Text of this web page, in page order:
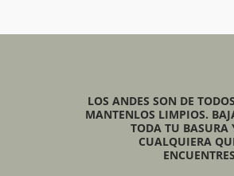
LOS ANDES SON DE
MANTENLOS LIMPIOS.
TODA TU BASURA
CUALQUIERA